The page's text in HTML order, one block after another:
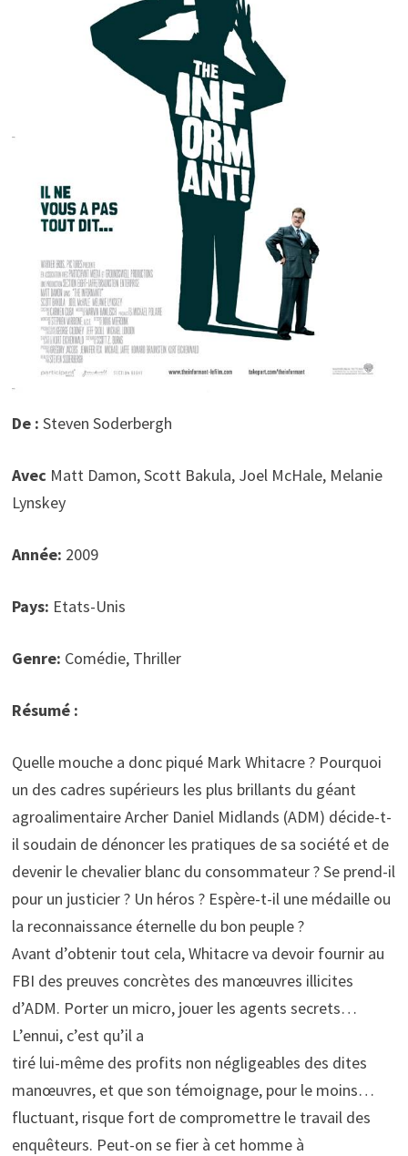
De : Steven Soderbergh
Avec Matt Damon, Scott Bakula, Joel McHale, Melanie
Lynskey
Année: 2009
Pays: Etats-Unis
Genre: Comédie, Thriller
Résumé :
Quelle mouche a donc piqué Mark Whitacre ? Pourquoi
un des cadres supérieurs les plus brillants du géant
agroalimentaire Archer Daniel Midlands (ADM) décide-t-
il soudain de dénoncer les pratiques de sa société et de
devenir le chevalier blanc du consommateur ? Se prend-il
pour un justicier ? Un héros ? Espère-t-il une médaille ou
la reconnaissance éternelle du bon peuple ?
Avant d’obtenir tout cela, Whitacre va devoir fournir au
FBI des preuves concrètes des manœuvres illicites
d’ADM. Porter un micro, jouer les agents secrets…
L’ennui, c’est qu’il a
tiré lui-même des profits non négligeables des dites
manœuvres, et que son témoignage, pour le moins…
fluctuant, risque fort de compromettre le travail des
enquêteurs. Peut-on se fier à cet homme à